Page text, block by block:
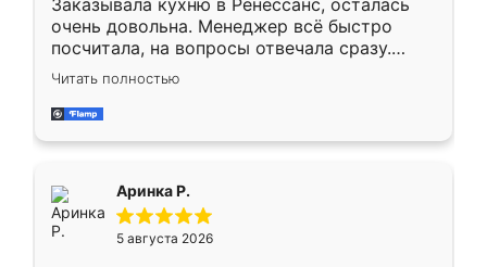
Заказывала кухню в Ренессанс, осталась
очень довольна. Менеджер всё быстро
посчитала, на вопросы отвечала сразу.
Замерщик приехал в субботу, подошёл к
делу со всей ответственностью. Собрали
за день, ребята работали аккуратно, даже
Читать полностью
Аринка Р.
5 августа 2026